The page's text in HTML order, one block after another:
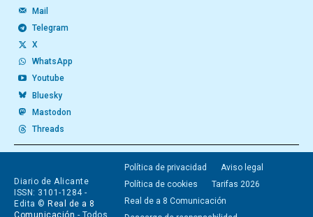
Mail
Telegram
X
WhatsApp
Youtube
Bluesky
Mastodon
Threads
Diario de Alicante
ISSN: 3101-1284 -
Edita © Real de a 8
Política de privacidad
Aviso legal
Política de cookies
Tarifas 2026
Real de a 8 Comunicación